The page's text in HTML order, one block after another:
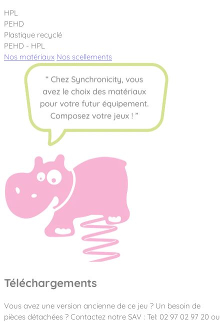
HPL
PEHD
Plastique recyclé
PEHD - HPL
Nos matériaux Nos scellements
Téléchargements
Vous avez une version ancienne de ce jeu ? Un besoin de
pièces détachées ? Contactez notre SAV : Tel: 02 97 02 97 20 ou